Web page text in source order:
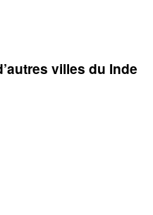
villes du Inde